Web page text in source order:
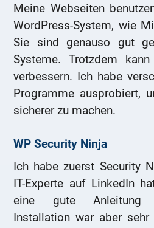
Meine Webseiten
WordPress-System, wie
Sie sind genauso gut
Systeme. Trotzdem
verbessern. Ich habe
Programme ausprobiert,
sicherer zu machen.
WP Security Ninja
Ich habe zuerst Security
IT-Experte auf LinkedIn
eine gute Anleitung
Installation war aber